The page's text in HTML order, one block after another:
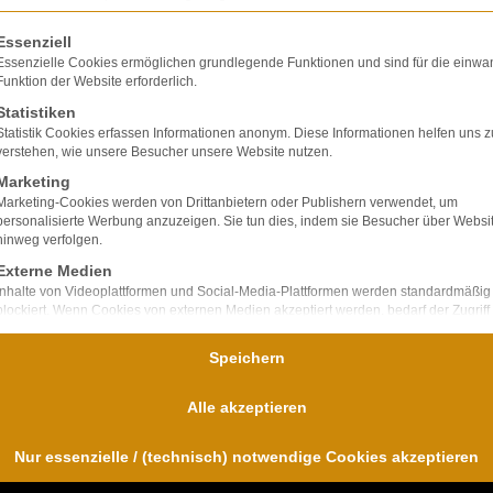
ausschließlich
verfügen über
Unfallfolgen und
uns im
eine Liste der Service-Gruppen, für die eine
Cookies ermöglichen grundlegende Funktionen und sind für die
der Website erforderlich.
Cookies erfassen Informationen anonym. Diese Informationen helfen uns
wie unsere Besucher unsere Website nutzen.
Cookies werden von Drittanbietern oder Publishern verwendet, um
Werbung anzuzeigen. Sie tun dies, indem sie Besucher über
verfolgen.
Medien
von Videoplattformen und Social-Media-Plattformen werden standardmäßig
Wenn Cookies von externen Medien akzeptiert werden, bedarf der Zugriff
Speichern
Alle akzeptieren
Nur essenzielle / (technisch) notwendige Cookies akzeptieren